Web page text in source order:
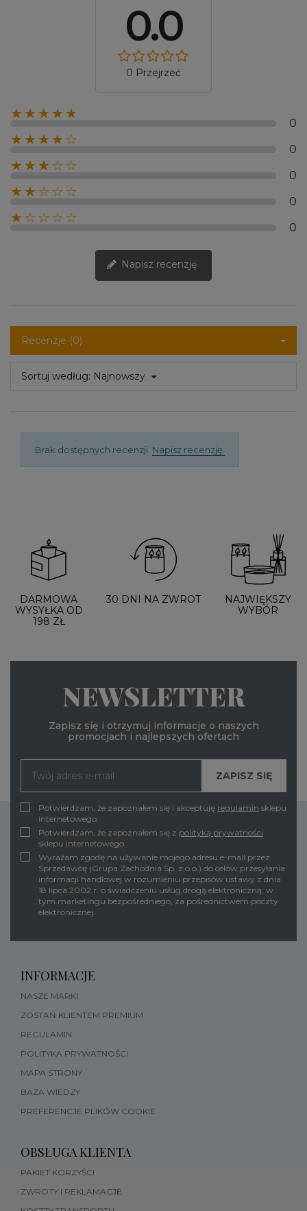
0.0
0 Przejrzeć
★★★★★
0
★★★★☆
0
★★★☆☆
0
★★☆☆☆
0
★☆☆☆☆
0
Napisz recenzję
Recenzje (0)
Sortuj według: Najnowszy
Brak dostępnych recenzji. Napisz recenzję.
DARMOWA
WYSYŁKA OD
198 ZŁ
30 DNI NA ZWROT
NAJWIĘKSZY
WYBÓR
NEWSLETTER
Zapisz się i otrzymuj informacje o naszych
promocjach i najlepszych ofertach
Potwierdzam, że zapoznałem się i akceptuję regulamin sklepu
internetowego.
Potwierdzam, że zapoznałem się z polityką prywatności
sklepu internetowego
Wyrażam zgodę na używanie mojego adresu e-mail przez
Sprzedawcę (Grupa Zachodnia Sp. z o.o.) do celów przesyłania
informacji handlowej w rozumieniu przepisów ustawy z dnia
18 lipca 2002 r. o świadczeniu usług drogą elektroniczną, w
tym marketingu bezpośredniego, za pośrednictwem poczty
elektronicznej.
INFORMACJE
NASZE MARKI
ZOSTAŃ KLIENTEM PREMIUM
REGULAMIN
POLITYKA PRYWATNOŚCI
MAPA STRONY
BAZA WIEDZY
PREFERENCJE PLIKÓW COOKIE
OBSŁUGA KLIENTA
PAKIET KORZYŚCI
ZWROTY I REKLAMACJE